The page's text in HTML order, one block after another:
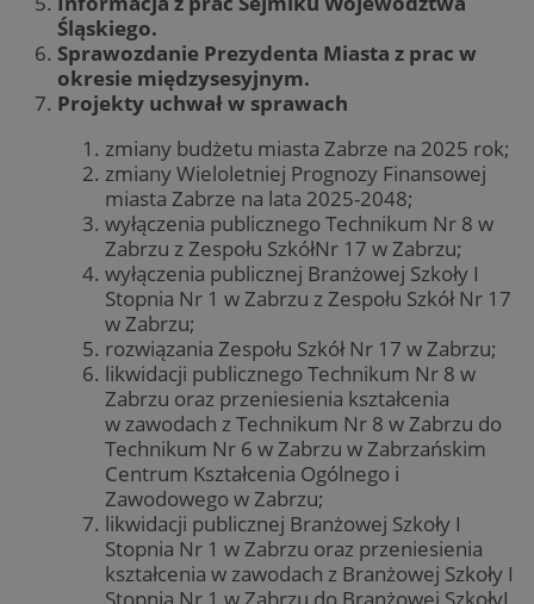
Śląskiego.
Sprawozdanie Prezydenta Miasta z prac w
okresie międzysesyjnym.
Projekty uchwał w sprawach
zmiany budżetu miasta Zabrze na 2025 rok;
zmiany Wieloletniej Prognozy Finansowej
miasta Zabrze na lata 2025-2048;
wyłączenia publicznego Technikum Nr 8 w
Zabrzu z Zespołu SzkółNr 17 w Zabrzu;
wyłączenia publicznej Branżowej Szkoły I
Stopnia Nr 1 w Zabrzu z Zespołu Szkół Nr 17
w Zabrzu;
rozwiązania Zespołu Szkół Nr 17 w Zabrzu;
likwidacji publicznego Technikum Nr 8 w
Zabrzu oraz przeniesienia kształcenia
w zawodach z Technikum Nr 8 w Zabrzu do
Technikum Nr 6 w Zabrzu w Zabrzańskim
Centrum Kształcenia Ogólnego i
Zawodowego w Zabrzu;
likwidacji publicznej Branżowej Szkoły I
Stopnia Nr 1 w Zabrzu oraz przeniesienia
kształcenia w zawodach z Branżowej Szkoły I